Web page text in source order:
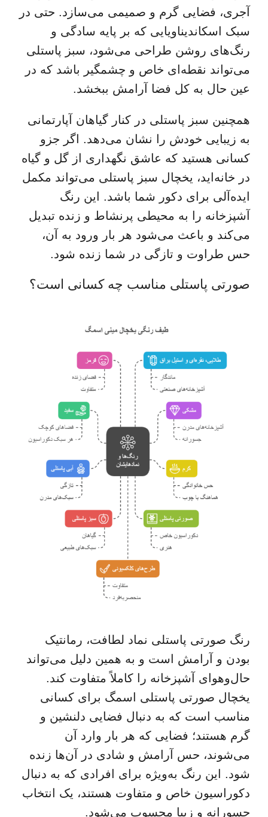
آجری، فضایی گرم و صمیمی می‌سازد. حتی در
سبک اسکاندیناویایی که بر پایه سادگی و
رنگ‌های روشن طراحی می‌شود، سبز پاستلی
می‌تواند نقطه‌ای خاص و چشمگیر باشد که در
عین حال به کل فضا آرامش ببخشد.
همچنین سبز پاستلی در کنار گیاهان آپارتمانی
به زیبایی خودش را نشان می‌دهد. اگر جزو
کسانی هستید که عاشق نگهداری از گل و گیاه
در خانه‌اید، یخچال سبز پاستلی می‌تواند مکمل
ایده‌آلی برای دکور شما باشد. این رنگ
آشپزخانه را به محیطی پرنشاط و زنده تبدیل
می‌کند و باعث می‌شود هر بار ورود به آن،
حس طراوت و تازگی در شما زنده شود.
صورتی پاستلی مناسب چه کسانی است؟
رنگ صورتی پاستلی نماد لطافت، رمانتیک
بودن و آرامش است و به همین دلیل می‌تواند
حال‌وهوای آشپزخانه را کاملاً متفاوت کند.
یخچال صورتی پاستلی اسمگ برای کسانی
مناسب است که به دنبال فضایی دلنشین و
گرم هستند؛ فضایی که هر بار وارد آن
می‌شوند، حس آرامش و شادی در آن‌ها زنده
شود. این رنگ به‌ویژه برای افرادی که به دنبال
دکوراسیون خاص و متفاوت هستند، یک انتخاب
جسورانه و زیبا محسوب می‌شود.